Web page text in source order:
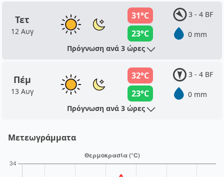
Τετ
12 Αυγ
31°C
23°C
3 - 4 BF
0 mm
Πρόγνωση ανά 3 ώρες
Πέμ
13 Αυγ
32°C
23°C
3 - 4 BF
0 mm
Πρόγνωση ανά 3 ώρες
Μετεωγράμματα